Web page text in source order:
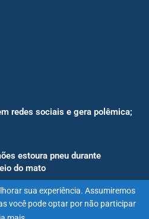
redes sociais e gera polêmica;
estoura pneu durante
do mato
e influenciadores em
sua experiência. Assumiremos
você pode optar por não participar